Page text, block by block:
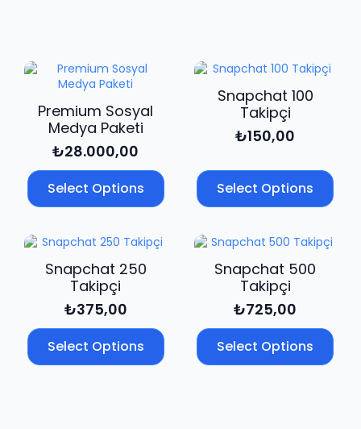
adet
Premium Sosyal
Medya Paketi
₺28.000,00
Select Options
Snapchat 100
Takipçi
₺150,00
Select Options
Snapchat 250
Takipçi
₺375,00
Select Options
Snapchat 500
Takipçi
₺725,00
Select Options